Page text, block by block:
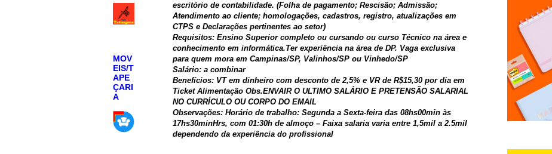
escritório de contabilidade. (Folha de pagamento; Rescisão; Admissão;
Atendimento ao cliente; homologações, cadastros, registro, atualizações em
CTPS e Declarações pertinentes ao setor)
Requisitos: Ensino Superior completo ou cursando ou curso Técnico na área e
conhecimento em informática.Ter experiência na área de DP. Vaga exclusiva
para quem mora em Campinas/SP, Valinhos/SP ou Vinhedo/SP
Salário: a combinar
Benefícios: VT em dinheiro com desconto de 2,5% e VR de R$15,30 por dia em
Ticket Alimentação Obs.ENVAIR O ULTIMO SALÁRIO E PRETENSÃO SALARIAL
NO CURRÍCULO OU CORPO DO EMAIL
Observações: Horário de trabalho: Segunda a Sexta-feira das 08hs00min às
17hs30minHrs, com 01:30h de almoço – Faixa salaria varia entre 1,5mil a 2.5mil
dependendo da experiência do profissional
MOV
EIS/T
APE
ÇARI
A